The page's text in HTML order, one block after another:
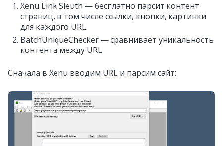
Xenu Link Sleuth — бесплатно парсит контент
страниц, в том числе ссылки, кнопки, картинки
для каждого URL.
BatchUniqueChecker — сравнивает уникальность
контента между URL.
Сначала в Xenu вводим URL и парсим сайт: